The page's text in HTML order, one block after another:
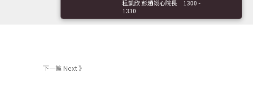
程凱欣 彭趙翊心院長
1300 -
1330
下一篇 Next 》